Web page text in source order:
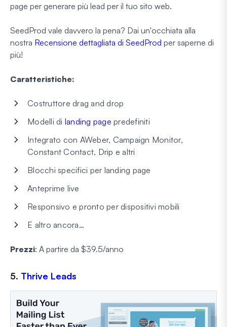
page per generare più lead per il tuo sito web.
SeedProd vale davvero la pena? Dai un'occhiata alla
nostra Recensione dettagliata di SeedProd per saperne di
più!
Caratteristiche:
Costruttore drag and drop
Modelli di landing page predefiniti
Integrato con AWeber, Campaign Monitor,
Constant Contact, Drip e altri
Blocchi specifici per landing page
Anteprime live
Responsivo e pronto per dispositivi mobili
E altro ancora…
Prezzi: A partire da $39.5/anno
5. Thrive Leads